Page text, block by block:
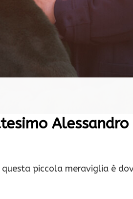
Alessandro
piccola meraviglia è